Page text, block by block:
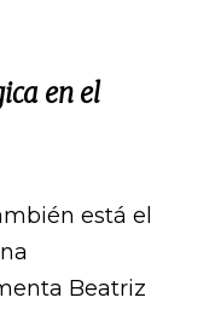
en el
está el
Beatriz